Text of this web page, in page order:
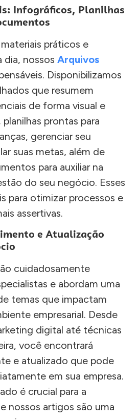
Infográficos, Planilhas
práticos e
dia, nossos Arquivos
Disponibilizamos
que resumem
de forma visual e
prontas para
gerenciar seu
suas metas, além de
para auxiliar na
do seu negócio. Esses
para otimizar processos e
assertivas.
e Atualização
cuidadosamente
e abordam uma
temas que impactam
empresarial. Desde
digital até técnicas
você encontrará
e atualizado que pode
em sua empresa.
é crucial para a
nossos artigos são uma